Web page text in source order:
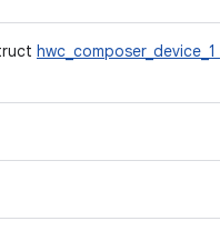
hwc_composer_device_1